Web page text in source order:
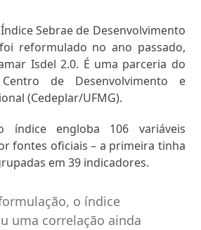
Sebrae de Desenvolvimento
reformulado no ano passado,
Isdel 2.0. É uma parceria do
de Desenvolvimento e
(Cedeplar/UFMG).
índice engloba 106 variáveis
fontes oficiais – a primeira tinha
em 39 indicadores.
o índice
uma correlação ainda